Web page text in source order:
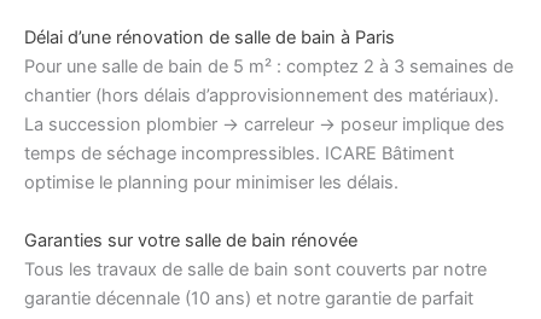
Délai d’une rénovation de salle de bain à Paris
Pour une salle de bain de 5 m² : comptez 2 à 3 semaines de
chantier (hors délais d’approvisionnement des matériaux).
La succession plombier → carreleur → poseur implique des
temps de séchage incompressibles. ICARE Bâtiment
optimise le planning pour minimiser les délais.
Garanties sur votre salle de bain rénovée
Tous les travaux de salle de bain sont couverts par notre
garantie décennale (10 ans) et notre garantie de parfait